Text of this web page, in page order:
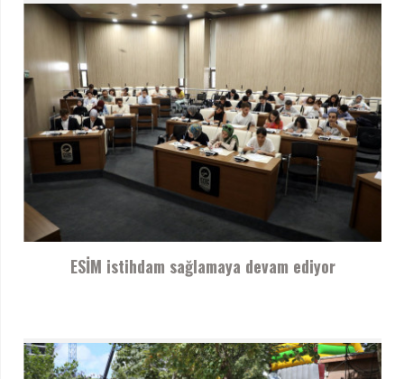
ESİM istihdam sağlamaya devam ediyor